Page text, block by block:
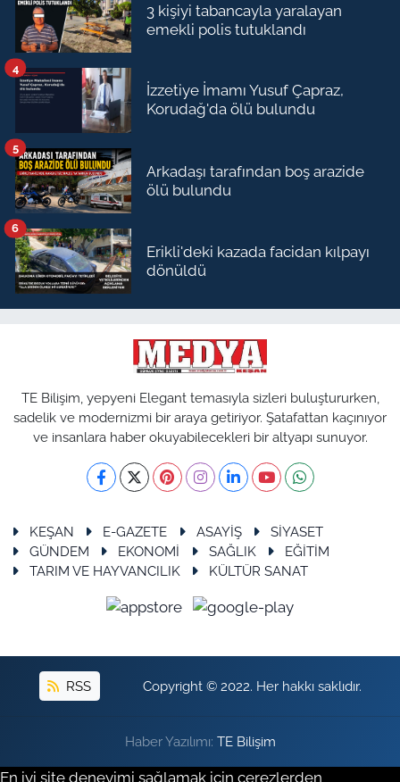
3 kişiyi tabancayla yaralayan
emekli polis tutuklandı
İzzetiye İmamı Yusuf Çapraz,
Korudağ'da ölü bulundu
4
Arkadaşı tarafından boş arazide
ölü bulundu
5
Erikli'deki kazada facidan kılpayı
dönüldü
6
TE Bilişim, yepyeni Elegant temasıyla sizleri buluştururken,
sadelik ve modernizmi bir araya getiriyor. Şatafattan kaçınıyor
ve insanlara haber okuyabilecekleri bir altyapı sunuyor.
KEŞAN E-GAZETE ASAYİŞ
SİYASET
GÜNDEM
EKONOMİ SAĞLIK
EĞİTİM
TARIM VE HAYVANCILIK
KÜLTÜR SANAT
RSS Copyright © 2022. Her hakkı saklıdır.
Haber Yazılımı: TE Bilişim
En iyi site deneyimi sağlamak için çerezlerden